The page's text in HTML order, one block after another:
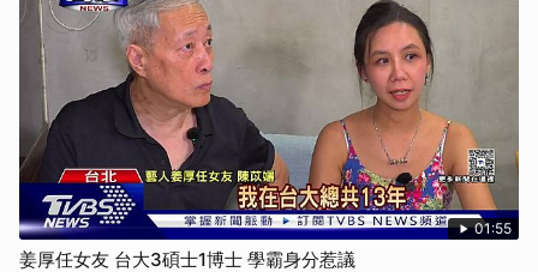
01:55
姜厚任女友 台大3碩士1博士 學霸身分惹議